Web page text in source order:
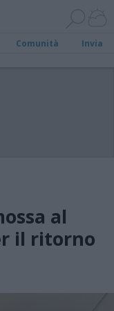
Comunità Invia
al
il ritorno